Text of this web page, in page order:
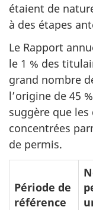
étaient de
à des étapes
Le Rapport
le 1 % des
grand nombre
l’origine de 45
suggère que
concentrées
de permis.
Période de
référence